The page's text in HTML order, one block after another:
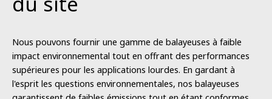
Nous pouvons fournir une gamme de balayeuses à faible
impact environnemental tout en offrant des performances
supérieures pour les applications lourdes. En gardant à
l'esprit les questions environnementales, nos balayeuses